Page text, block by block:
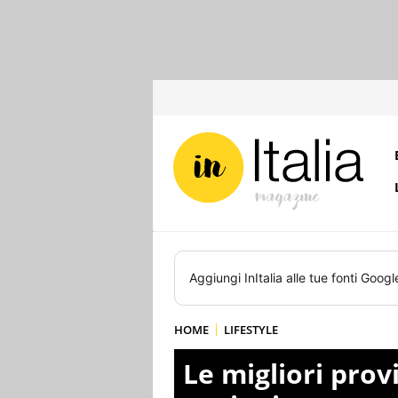
Aggiungi InItalia alle tue fonti
HOME LIFESTYLE
Le migliori